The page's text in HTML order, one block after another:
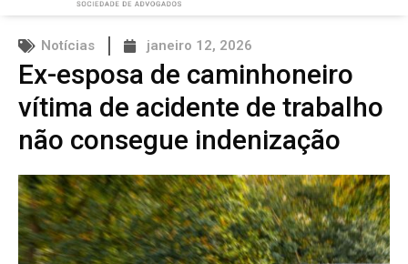
Notícias janeiro 12, 2026
Ex-esposa de caminhoneiro
vítima de acidente de trabalho
não consegue indenização